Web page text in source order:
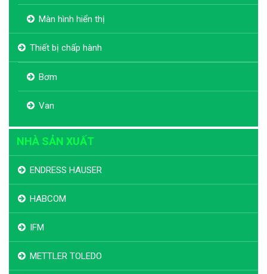
Màn hình hiển thị
Thiết bị chấp hành
Bơm
Van
NHÀ SẢN XUẤT
ENDRESS HAUSER
HABCOM
IFM
METTLER TOLEDO